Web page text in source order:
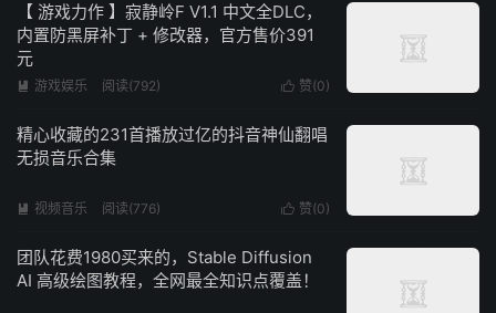
【 游戏力作 】寂静岭F V1.1 中文全DLC，
内置防黑屏补丁 + 修改器，官方售价391
元
 赞(0)
 游戏娱乐 阅读(792)
精心收藏的231首播放过亿的抖音神仙翻唱
无损音乐合集
 赞(0)
 视频音乐 阅读(776)
团队花费1980买来的，Stable Diffusion
AI 高级绘图教程，全网最全知识点覆盖！